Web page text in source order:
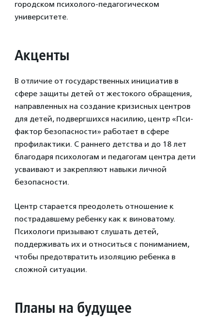
городском психолого-педагогическом
университете.
Акценты
В отличие от государственных инициатив в
сфере защиты детей от жестокого обращения,
направленных на создание кризисных центров
для детей, подвергшихся насилию, центр «Пси-
фактор безопасности» работает в сфере
профилактики. С раннего детства и до 18 лет
благодаря психологам и педагогам центра дети
усваивают и закрепляют навыки личной
безопасности.
Центр старается преодолеть отношение к
пострадавшему ребенку как к виноватому.
Психологи призывают слушать детей,
поддерживать их и относиться с пониманием,
чтобы предотвратить изоляцию ребенка в
сложной ситуации.
Планы на будущее